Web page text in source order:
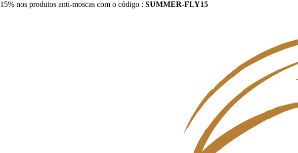
15% nos produtos anti-moscas com o código : SUMMER-FLY15